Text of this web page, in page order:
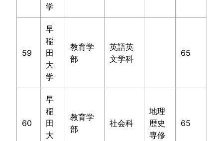
学
59
早
稲
田
大
学
教育学
部
英語英
文学科
65
60
早
稲
田
大
教育学
部
社会科
地理
歴史
専修
65